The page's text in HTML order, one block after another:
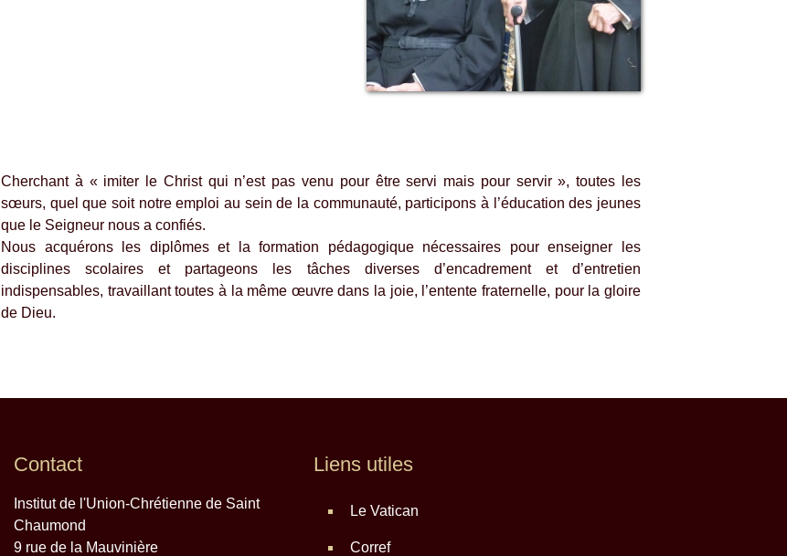
Cherchant à « imiter le Christ qui n’est pas venu pour être servi mais pour servir », toutes les
sœurs, quel que soit notre emploi au sein de la communauté, participons à l’éducation des jeunes
que le Seigneur nous a confiés.
Nous acquérons les diplômes et la formation pédagogique nécessaires pour enseigner les
disciplines scolaires et partageons les tâches diverses d’encadrement et d’entretien
indispensables, travaillant toutes à la même œuvre dans la joie, l’entente fraternelle, pour la gloire
de Dieu.
Contact
Institut de l'Union-Chrétienne de Saint
Chaumond
9 rue de la Mauvinière
Liens utiles
Le Vatican
Corref